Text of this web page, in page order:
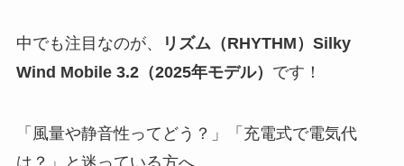
中でも注目なのが、
リズム（RHYTHM）Silky
Wind Mobile 3.2（2025年モデル） です！
「風量や静音性ってどう？」「充電式で電気代